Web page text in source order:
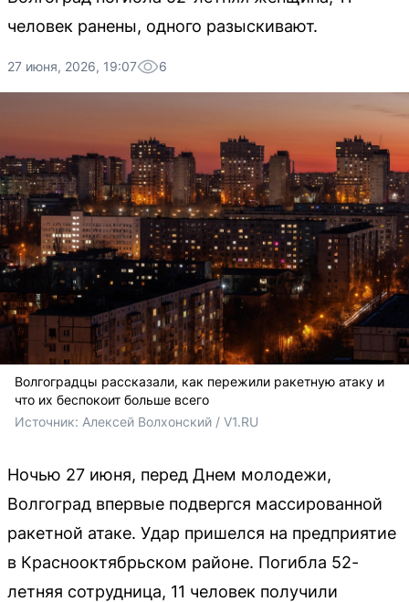
человек ранены, одного разыскивают.
27 июня, 2026, 19:07 6
Волгоградцы рассказали, как пережили ракетную атаку и
что их беспокоит больше всего
Источник: Алексей Волхонский / V1.RU
Ночью 27 июня, перед Днем молодежи,
Волгоград впервые подвергся массированной
ракетной атаке. Удар пришелся на предприятие
в Краснооктябрьском районе. Погибла 52-
летняя сотрудница, 11 человек получили